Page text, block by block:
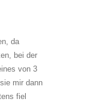
da
bei der
von 3
mir dann
fiel